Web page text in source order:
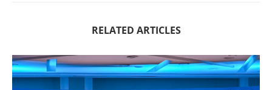
RELATED ARTICLES